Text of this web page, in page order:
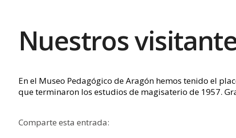
Nuestros
En el Museo Pedagógico de Aragón hemos tenido el
que terminaron los estudios de magisaterio de 1957.
Comparte esta entrada: